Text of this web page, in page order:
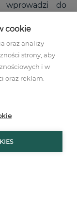
wprowadzi do
cookie
oraz analizy
strony, aby
i w
oraz reklam.